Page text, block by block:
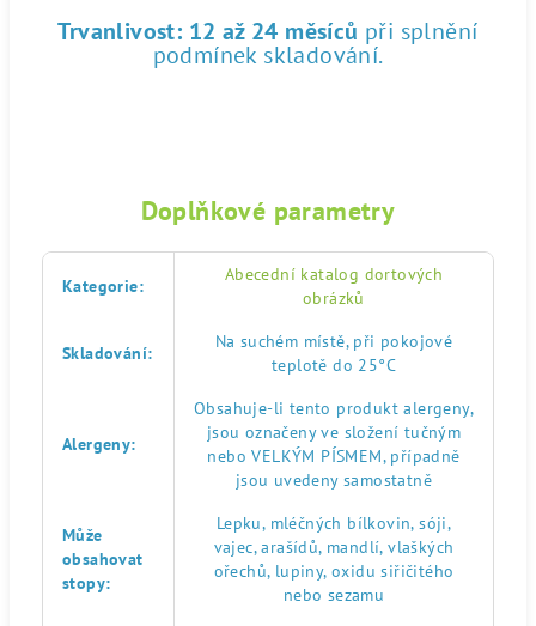
Trvanlivost: 12 až 24 měsíců při splnění
podmínek skladování.
Doplňkové parametry
Kategorie:
Abecední katalog dortových
obrázků
Skladování:
Na suchém místě, při pokojové
teplotě do 25°C
Alergeny:
Obsahuje-li tento produkt alergeny,
jsou označeny ve složení tučným
nebo VELKÝM PÍSMEM, případně
jsou uvedeny samostatně
Může
obsahovat
stopy:
Lepku, mléčných bílkovin, sóji,
vajec, arašídů, mandlí, vlaškých
ořechů, lupiny, oxidu siřičitého
nebo sezamu